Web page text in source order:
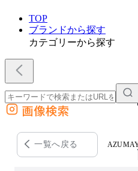
TOP
ブランドから探す
カテゴリーから探す
外部サイトの商品をカートに追加
他のサイトで見つけた商品ページのURLを貼り付
画像検索
一覧へ戻る